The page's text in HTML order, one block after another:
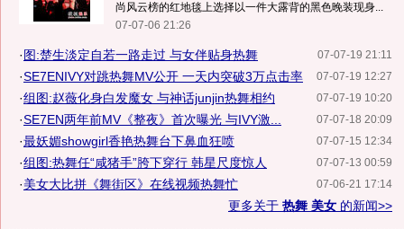
尚风云榜的红地毯上选择以一件大露背的黑色晚装现身...
07-07-06 21:26
07-07-19 21:11
·图:楚生淡定自若一路走过 与女伴贴身热舞
07-07-19 12:27
·SE7ENIVY对跳热舞MV公开 一天内突破3万点击率
07-07-19 10:20
·组图:赵薇化身白发魔女 与神话junjin热舞相约
07-07-18 20:09
·SE7EN两年前MV《整夜》首次曝光 与IVY激...
07-07-15 12:34
·最妖媚showgirl香艳热舞台下鼻血狂喷
07-07-13 00:59
·组图:热舞任“咸猪手”胯下穿行 韩星尺度惊人
07-06-21 17:14
·美女大比拼《舞街区》在线视频热舞忙
更多关于 热舞 美女 的新闻>>